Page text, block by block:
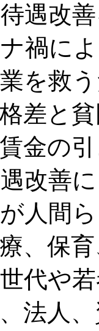
遇改
ナ禍に
を救
と貧
賃金の
改善
が人間
、保
代や
、法人